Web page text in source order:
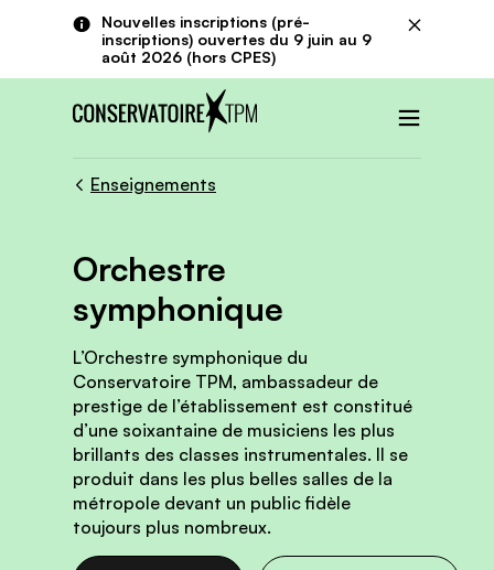
Aller au contenu principalNouvelles inscriptions (pré-
inscriptions) ouvertes du 9 juin au 9
août 2026 (hors CPES)
Fermer
Enseignements
Orchestre
symphonique
L’Orchestre symphonique du
Conservatoire TPM, ambassadeur de
prestige de l’établissement est constitué
d’une soixantaine de musiciens les plus
brillants des classes instrumentales. Il se
produit dans les plus belles salles de la
métropole devant un public fidèle
toujours plus nombreux.
Panneau de gestion des cookies